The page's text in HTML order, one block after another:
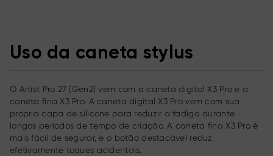
Uso da caneta stylus
O Artist Pro 27 (Gen2) vem com a caneta digital X3 Pro e a
caneta fina X3 Pro. A caneta digital X3 Pro vem com sua
própria capa de silicone para reduzir a fadiga durante
longos períodos de tempo de criação. A caneta fina X3 Pro é
mais fácil de segurar, e o botão destacável reduz
efetivamente toques acidentais.